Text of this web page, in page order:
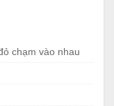
chạm vào nhau